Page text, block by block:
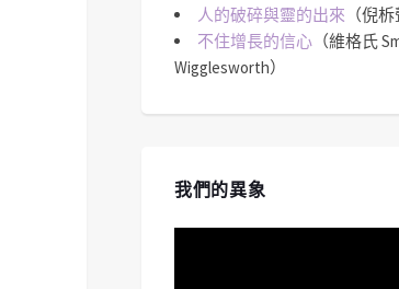
人的破碎與靈的出來 （倪柝
不住增長的信心 （維格氏
Wigglesworth）
我們的異象